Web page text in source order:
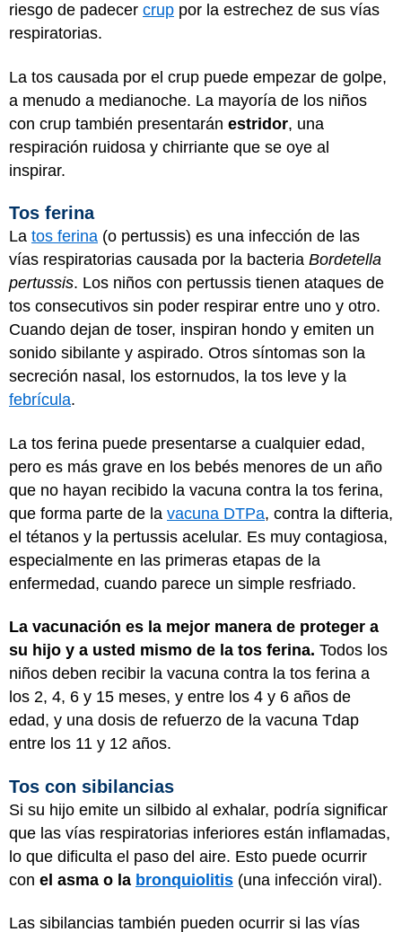
riesgo de padecer crup por la estrechez de sus vías
respiratorias.
La tos causada por el crup puede empezar de golpe,
a menudo a medianoche. La mayoría de los niños
con crup también presentarán estridor, una
respiración ruidosa y chirriante que se oye al
inspirar.
Tos ferina
La tos ferina (o pertussis) es una infección de las
vías respiratorias causada por la bacteria Bordetella
pertussis. Los niños con pertussis tienen ataques de
tos consecutivos sin poder respirar entre uno y otro.
Cuando dejan de toser, inspiran hondo y emiten un
sonido sibilante y aspirado. Otros síntomas son la
secreción nasal, los estornudos, la tos leve y la
febrícula.
La tos ferina puede presentarse a cualquier edad,
pero es más grave en los bebés menores de un año
que no hayan recibido la vacuna contra la tos ferina,
que forma parte de la vacuna DTPa, contra la difteria,
el tétanos y la pertussis acelular. Es muy contagiosa,
especialmente en las primeras etapas de la
enfermedad, cuando parece un simple resfriado.
La vacunación es la mejor manera de proteger a
su hijo y a usted mismo de la tos ferina. Todos los
niños deben recibir la vacuna contra la tos ferina a
los 2, 4, 6 y 15 meses, y entre los 4 y 6 años de
edad, y una dosis de refuerzo de la vacuna Tdap
entre los 11 y 12 años.
Tos con sibilancias
Si su hijo emite un silbido al exhalar, podría significar
que las vías respiratorias inferiores están inflamadas,
lo que dificulta el paso del aire. Esto puede ocurrir
con el asma o la bronquiolitis (una infección viral).
Las sibilancias también pueden ocurrir si las vías